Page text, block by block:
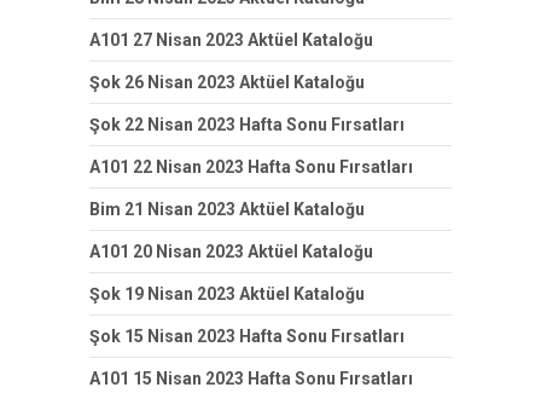
A101 27 Nisan 2023 Aktüel Kataloğu
Şok 26 Nisan 2023 Aktüel Kataloğu
Şok 22 Nisan 2023 Hafta Sonu Fırsatları
A101 22 Nisan 2023 Hafta Sonu Fırsatları
Bim 21 Nisan 2023 Aktüel Kataloğu
A101 20 Nisan 2023 Aktüel Kataloğu
Şok 19 Nisan 2023 Aktüel Kataloğu
Şok 15 Nisan 2023 Hafta Sonu Fırsatları
A101 15 Nisan 2023 Hafta Sonu Fırsatları